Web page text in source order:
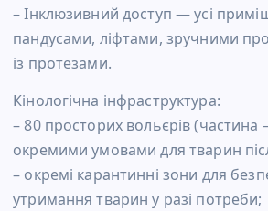
– Інклюзивний доступ — усі
пандусами, ліфтами, зручними
із протезами.
Кінологічна інфраструктура:
– 80 просторих вольєрів (частина
окремими умовами для тварин
– окремі карантинні зони для
утримання тварин у разі потреби;